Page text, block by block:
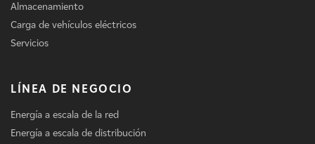
Almacenamiento
Carga de vehículos eléctricos
Servicios
LÍNEA DE NEGOCIO
Energía a escala de la red
Energía a escala de distribución